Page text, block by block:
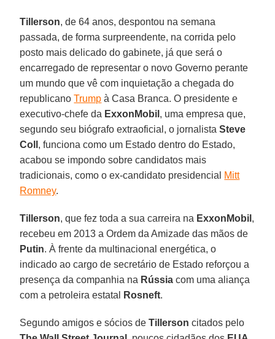
Tillerson, de 64 anos, despontou na semana
passada, de forma surpreendente, na corrida pelo
posto mais delicado do gabinete, já que será o
encarregado de representar o novo Governo perante
um mundo que vê com inquietação a chegada do
republicanoTrump à Casa Branca. O presidente e
executivo-chefe da ExxonMobil , uma empresa que,
segundo seu biógrafo extraoficial, o jornalistaSteve
Coll , funciona como um Estado dentro do Estado,
acabou se impondo sobre candidatos mais
tradicionais, como o ex-candidato presidencial Mitt
Romney.
Tillerson, que fez toda a sua carreira na ExxonMobil ,
recebeu em 2013 a Ordem da Amizade das mãos de
Putin. À frente da multinacional energética, o
indicado ao cargo de secretário de Estado reforçou a
presença da companhia na Rússia com uma aliança
com a petroleira estatal
Rosneft.
Segundo amigos e sócios deTillerson citados pelo